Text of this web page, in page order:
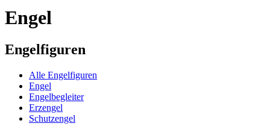
Engel
Engelfiguren
Alle Engelfiguren
Engel
Engelbegleiter
Erzengel
Schutzengel